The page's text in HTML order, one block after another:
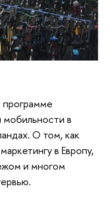
программе
в
О том, как
в Европу,
и многом